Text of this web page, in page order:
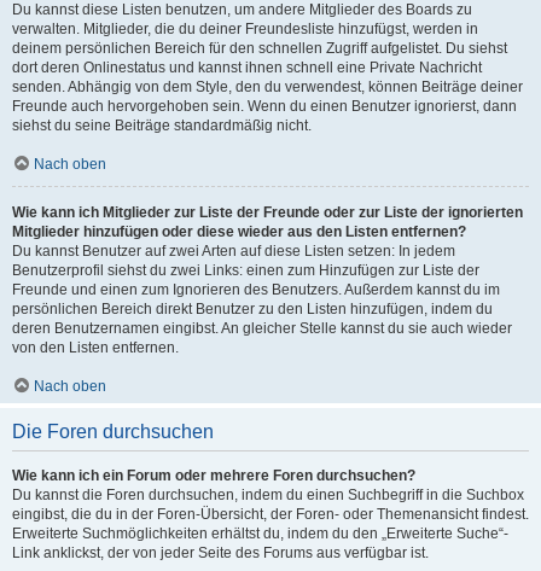
Du kannst diese Listen benutzen, um andere Mitglieder des Boards zu
verwalten. Mitglieder, die du deiner Freundesliste hinzufügst, werden in
deinem persönlichen Bereich für den schnellen Zugriff aufgelistet. Du siehst
dort deren Onlinestatus und kannst ihnen schnell eine Private Nachricht
senden. Abhängig von dem Style, den du verwendest, können Beiträge deiner
Freunde auch hervorgehoben sein. Wenn du einen Benutzer ignorierst, dann
siehst du seine Beiträge standardmäßig nicht.
Nach oben
Wie kann ich Mitglieder zur Liste der Freunde oder zur Liste der ignorierten
Mitglieder hinzufügen oder diese wieder aus den Listen entfernen?
Du kannst Benutzer auf zwei Arten auf diese Listen setzen: In jedem
Benutzerprofil siehst du zwei Links: einen zum Hinzufügen zur Liste der
Freunde und einen zum Ignorieren des Benutzers. Außerdem kannst du im
persönlichen Bereich direkt Benutzer zu den Listen hinzufügen, indem du
deren Benutzernamen eingibst. An gleicher Stelle kannst du sie auch wieder
von den Listen entfernen.
Nach oben
Die Foren durchsuchen
Wie kann ich ein Forum oder mehrere Foren durchsuchen?
Du kannst die Foren durchsuchen, indem du einen Suchbegriff in die Suchbox
eingibst, die du in der Foren-Übersicht, der Foren- oder Themenansicht findest.
Erweiterte Suchmöglichkeiten erhältst du, indem du den „Erweiterte Suche“-
Link anklickst, der von jeder Seite des Forums aus verfügbar ist.